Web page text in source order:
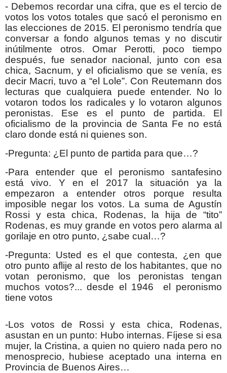
- Debemos recordar una cifra, que es el tercio de
votos los votos totales que sacó el peronismo en
las elecciones de 2015. El peronismo tendría que
conversar a fondo algunos temas y no discutir
inútilmente otros. Omar Perotti, poco tiempo
después, fue senador nacional, junto con esa
chica, Sacnum, y el oficialismo que se venía, es
decir Macri, tuvo a “el Lole”. Con Reutemann dos
lecturas que cualquiera puede entender. No lo
votaron todos los radicales y lo votaron algunos
peronistas. Ese es el punto de partida. El
oficialismo de la provincia de Santa Fe no está
claro donde está ni quienes son.
-Pregunta: ¿El punto de partida para que…?
-Para entender que el peronismo santafesino
está vivo. Y en el 2017 la situación ya la
empezaron a entender otros porque resulta
imposible negar los votos. La suma de Agustín
Rossi y esta chica, Rodenas, la hija de “tito”
Rodenas, es muy grande en votos pero alarma al
gorilaje en otro punto, ¿sabe cual…?
-Pregunta: Usted es el que contesta, ¿en que
otro punto aflije al resto de los habitantes, que no
votan peronismo, que los peronistas tengan
muchos votos?... desde el 1946 el peronismo
tiene votos
-Los votos de Rossi y esta chica, Rodenas,
asustan en un punto: Hubo internas. Fíjese si esa
mujer, la Cristina, a quien no quiero nada pero no
menosprecio, hubiese aceptado una interna en
Provincia de Buenos Aires…